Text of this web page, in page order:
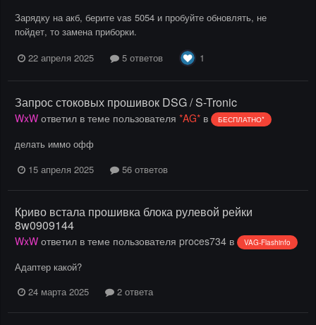
Зарядку на акб, берите vas 5054 и пробуйте обновлять, не
пойдет, то замена приборки.
22 апреля 2025
5 ответов 1
Запрос стоковых прошивок DSG / S-Tronic
WxW ответил в теме пользователя *AG* в БЕСПЛАТНО*
делать иммо офф
15 апреля 2025
56 ответов
Криво встала прошивка блока рулевой рейки
8w0909144
WxW ответил в теме пользователя proces734 в VAG-Flashinfo
Адаптер какой?
24 марта 2025
2 ответа